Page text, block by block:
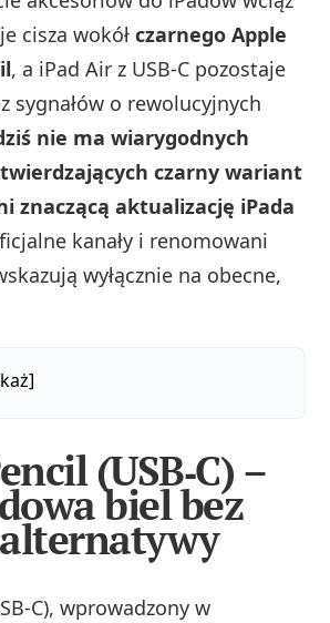
cisza wokółczarnego Apple
, a iPad Air z USB‑C pozostaje
sygnałów o rewolucyjnych
nie ma wiarygodnych
czarny wariant
znaczącą aktualizację iPada
kanały i renomowani
wyłącznie na obecne,
(USB‑C) –
biel bez
wprowadzony w